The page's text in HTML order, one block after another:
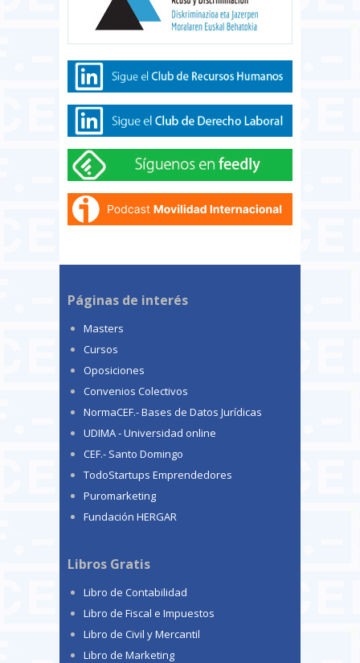
Páginas de interés
Masters
Cursos
Oposiciones
Convenios Colectivos
NormaCEF.- Bases de Datos Jurídicas
UDIMA - Universidad online
CEF.- Santo Domingo
TodoStartups Emprendedores
Puromarketing
Fundación HERGAR
Libros Gratis
Libro de Contabilidad
Libro de Fiscal e Impuestos
Libro de Civil y Mercantil
Libro de Marketing